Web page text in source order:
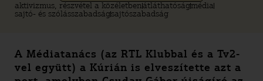
aktivizmus, részvétel a közéletbenátláthatóságmédia
sajtó- és szólásszabadságsajtószabadság
A Médiatanács (az RTL Klubbal és a Tv2-
vel együtt) a Kúrián is elveszítette azt a